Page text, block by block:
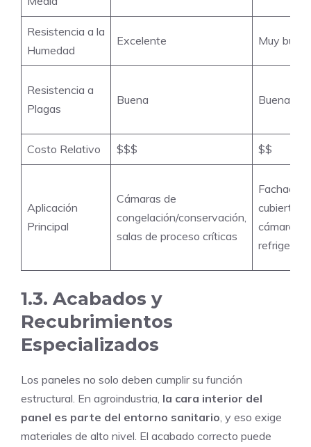
Resistencia a la
Humedad
Excelente Muy
Resistencia a
Plagas
Buena Buena
Costo Relativo $$$ $$
Aplicación
Principal
Cámaras de
congelación/conservación,
salas de proceso críticas
Fachadas,
cubiertas,
cámaras
1.3. Acabados y
Recubrimientos
Especializados
Los paneles no solo deben cumplir su función
estructural. En agroindustria, la cara interior del
panel es parte del entorno sanitario, y eso exige
materiales de alto nivel. El acabado correcto puede